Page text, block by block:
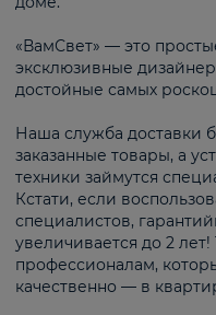
«ВамСвет» — это
эксклюзивные
достойные самых
Наша служба доставки
заказанные товары, а
техники займутся
Кстати, если
специалистов,
увеличивается до 2
профессионалам,
качественно — в